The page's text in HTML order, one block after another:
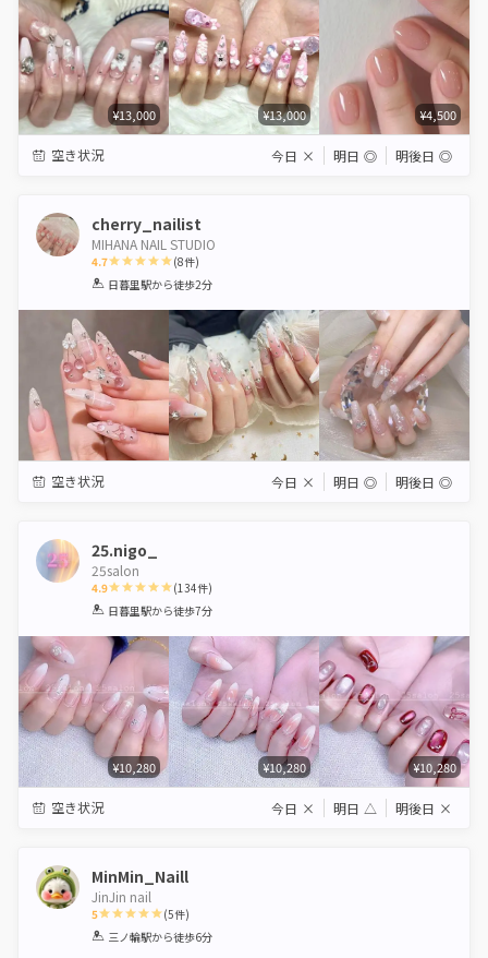
¥13,000 ¥13,000 ¥4,500
空き状況 今日 × 明日 ◎ 明後日 ◎
cherry_nailist
MIHANA NAIL STUDIO
4.7
1 2 3 4 5
(8件)
日暮里駅から徒歩2分
空き状況 今日 × 明日 ◎ 明後日 ◎
25.nigo_
25salon
4.9
1 2 3 4 5
(134件)
日暮里駅から徒歩7分
¥10,280 ¥10,280 ¥10,280
空き状況 今日 × 明日 △ 明後日 ×
MinMin_Naill
JinJin nail
5
1 2 3 4 5
(5件)
三ノ輪駅から徒歩6分